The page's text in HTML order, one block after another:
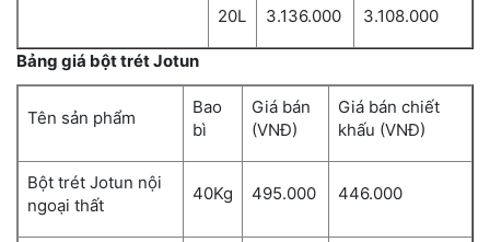
20L 3.136.000 3.108.000
Bảng giá bột trét Jotun
Tên sản phẩm
Bao
bì
Giá bán
(VNĐ)
Giá bán chiết
khấu (VNĐ)
Bột trét Jotun nội
ngoại thất
40Kg 495.000 446.000